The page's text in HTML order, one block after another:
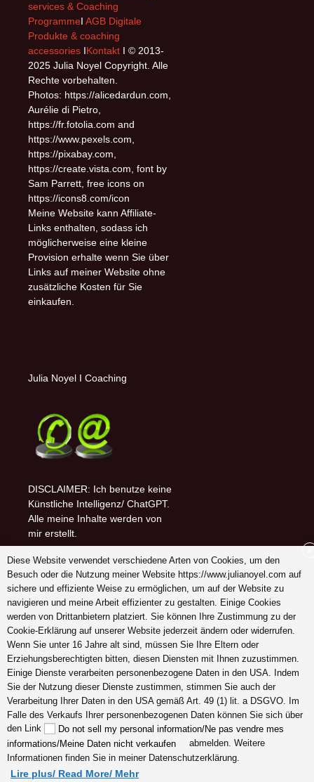
services & Coaching
ProgrammeI AGB Digitale
Produkte & coaching
accessories IKontakt I © 2013-
2025 Julia Noyel Copyright. Alle
Rechte vorbehalten.
Photos: https://alicedardun.com,
Aurélie di Pietro,
https://fr.fotolia.com and
https://www.pexels.com,
https://pixabay.com,
https://create.vista.com, font by
Sam Parrett, free icons on
https://icons8.com/icon
Meine Website kann Affiliate-
Links enthalten, sodass ich
möglicherweise eine kleine
Provision erhalte wenn Sie über
Links auf meiner Website ohne
zusätzliche Kosten für Sie
einkaufen.
Julia Noyel I Coaching
DISCLAIMER: Ich benutze keine
Künstliche Intelligenz/ ChatGPT.
Alle meine Inhalte werden von
mir erstellt.
Follow me on (-:
youtube
INSTAGRAM
Pinterest
Schreiben Sie mir ein
Dankeschön (-:
Diese Website verwendet verschiedene Arten von Cookies, um den
Besuch oder die Nutzung meiner Website https://www.julianoyel.com auf
sichere und effiziente Weise zu ermöglichen, um auf der Website zu
navigieren und meine Arbeit effizienter zu gestalten. Einige Cookies
werden von Drittanbietern platziert. Sie können Ihre Zustimmung zu der
Cookie-Erklärung auf unserer Website jederzeit ändern oder widerrufen.
Wenn Sie unter 16 Jahre alt sind, müssen Sie Ihre Eltern oder
Erziehungsberechtigten bitten, diesen Diensten mit Ihnen zuzustimmen.
Einige Dienste verarbeiten personenbezogene Daten in den USA. Indem
Sie der Nutzung dieser Dienste zustimmen, stimmen Sie auch der
Verarbeitung Ihrer Daten in den USA gemäß Art. 49 (1) lit. a DSGVO. Im
Falle des Verkaufs Ihrer personenbezogenen Daten können Sie sich über
den Link
Do not sell my personal information/Ne pas vendre mes
informations/Meine Daten nicht verkaufen
abmelden. Weitere
Informationen finden Sie in meiner Datenschutzerklärung.
Lire plus/ Read More/ Mehr